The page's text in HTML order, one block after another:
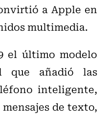
a Apple en
multimedia.
el último modelo
que añadió las
inteligente,
de texto,